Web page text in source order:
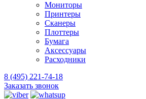
Мониторы
Принтеры
Сканеры
Плоттеры
Бумага
Аксессуары
Расходники
8 (495) 221-74-18
Заказать звонок